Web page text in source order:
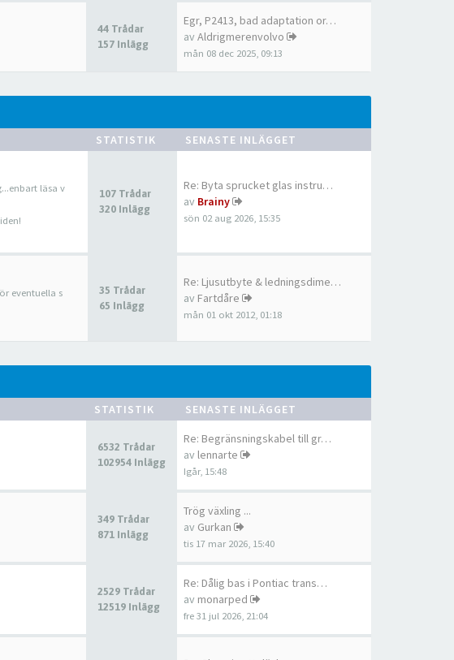
44 Trådar
157 Inlägg
Egr, P2413, bad adaptation or…
av Aldrigmerenvolvo
mån 08 dec 2025, 09:13
STATISTIK SENASTE INLÄGGET
läsa v
107 Trådar
320 Inlägg
Re: Byta sprucket glas instru…
av Brainy
sön 02 aug 2026, 15:35
eventuella s
35 Trådar
65 Inlägg
Re: Ljusutbyte & ledningsdime…
av Fartdåre
mån 01 okt 2012, 01:18
STATISTIK SENASTE INLÄGGET
6532 Trådar
102954 Inlägg
Re: Begränsningskabel till gr…
av lennarte
Igår, 15:48
349 Trådar
871 Inlägg
Trög växling ...
av Gurkan
tis 17 mar 2026, 15:40
2529 Trådar
12519 Inlägg
Re: Dålig bas i Pontiac trans…
av monarped
fre 31 jul 2026, 21:04